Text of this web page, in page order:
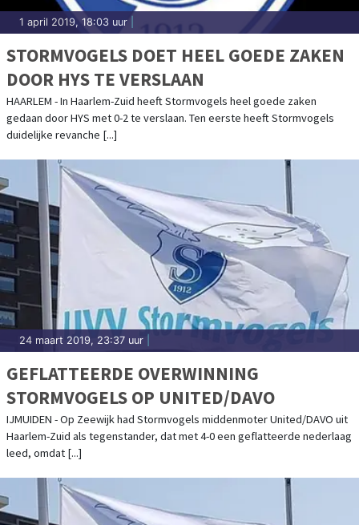
1 april 2019, 18:03 uur
STORMVOGELS DOET HEEL GOEDE ZAKEN
DOOR HYS TE VERSLAAN
HAARLEM - In Haarlem-Zuid heeft Stormvogels heel goede zaken
gedaan door HYS met 0-2 te verslaan. Ten eerste heeft Stormvogels
duidelijke revanche [...]
24 maart 2019, 23:37 uur
GEFLATTEERDE OVERWINNING
STORMVOGELS OP UNITED/DAVO
IJMUIDEN - Op Zeewijk had Stormvogels middenmoter United/DAVO uit
Haarlem-Zuid als tegenstander, dat met 4-0 een geflatteerde nederlaag
leed, omdat [...]